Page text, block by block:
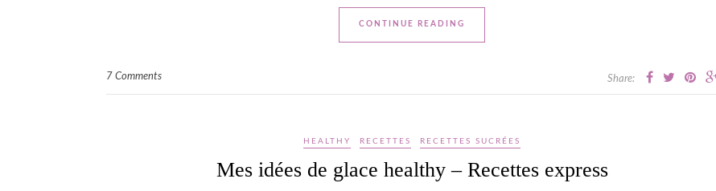
CONTINUE READING
7 Comments Share:
HEALTHY RECETTES RECETTES SUCRÉES
Mes idées de glace healthy – Recettes express